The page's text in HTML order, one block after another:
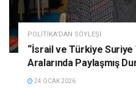
POLITIKA'DAN SÖYLEŞI
“İsrail ve Türkiye Suriye
Aralarında Paylaşmış
24 OCAK 2026